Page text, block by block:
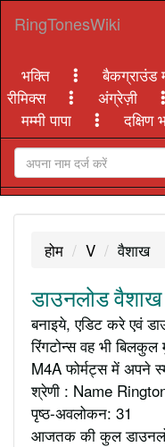
RingTonesWiki
भक्ति बैकग्राउंड
रीमिक्स
अंग्रेज़ी
मम्मी पापा
दक्षिण
होम V वैशाख
डाउनलोड वैशाख
बनाइये, एडिट करे एवं
रिंगटोन्स वह भी
M4A फोर्मट्स में अपने
श्रेणी : Name
पृष्ठ-अवलोकन: 31
आजतक की कुल